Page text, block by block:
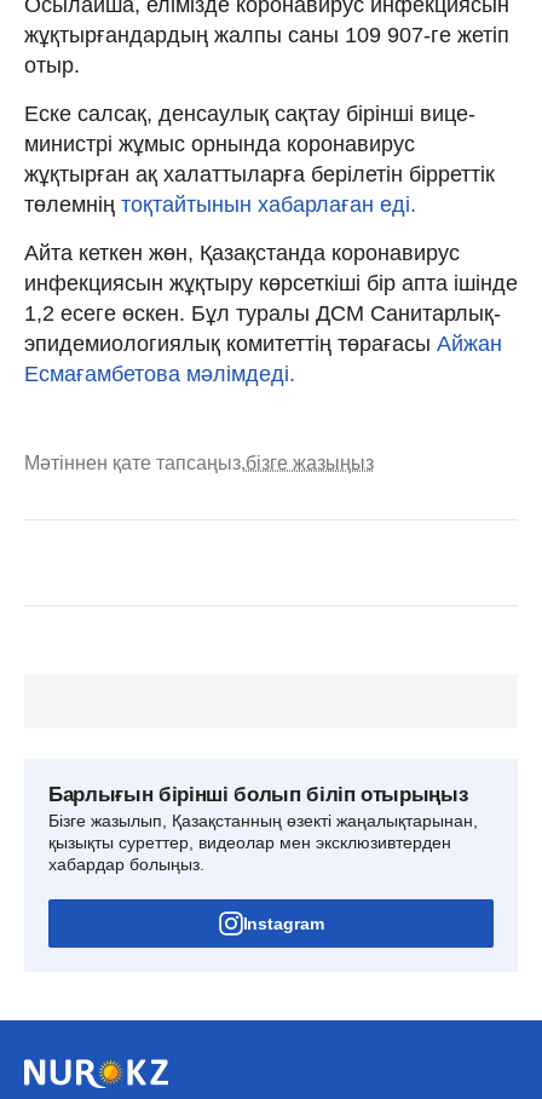
жұқтырғандардың жалпы саны 109 907-ге жетіп
отыр.
Еске салсақ, денсаулық сақтау бірінші вице-
министрі жұмыс орнында коронавирус
жұқтырған ақ халаттыларға берілетін бірреттік
төлемнің тоқтайтынын хабарлаған еді.
Айта кеткен жөн, Қазақстанда коронавирус
инфекциясын жұқтыру көрсеткіші бір апта ішінде
1,2 есеге өскен. Бұл туралы ДСМ Санитарлық-
эпидемиологиялық комитеттің төрағасы Айжан
Есмағамбетова мәлімдеді.
Мәтіннен қате тапсаңыз,бізге жазыңыз
Барлығын бірінші болып біліп отырыңыз
Бізге жазылып, Қазақстанның өзекті жаңалықтарынан,
қызықты суреттер, видеолар мен эксклюзивтерден
хабардар болыңыз.
Instagram